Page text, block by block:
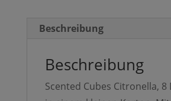
Beschreibung
Beschreibung
Scented Cubes Citronella,